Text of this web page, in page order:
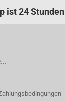
ist 24